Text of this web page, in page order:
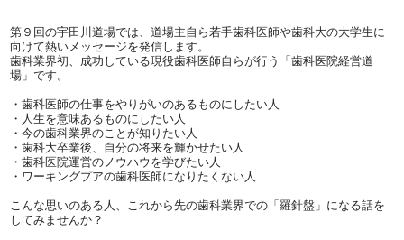
第９回の宇田川道場では、道場主自ら若手歯科医師や歯科大の大学生に
向けて熱いメッセージを発信します。
歯科業界初、成功している現役歯科医師自らが行う「歯科医院経営道
場」です。
・歯科医師の仕事をやりがいのあるものにしたい人
・人生を意味あるものにしたい人
・今の歯科業界のことが知りたい人
・歯科大卒業後、自分の将来を輝かせたい人
・歯科医院運営のノウハウを学びたい人
・ワーキングプアの歯科医師になりたくない人
こんな思いのある人、これから先の歯科業界での「羅針盤」になる話を
してみませんか？